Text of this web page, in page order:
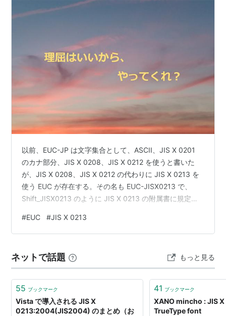
以前、EUC-JP は文字集合として、ASCII、JIS X 0201
のカナ部分、JIS X 0208、JIS X 0212 を使うと書いた
が、JIS X 0208、JIS X 0212 の代わりに JIS X 0213 を
使う EUC が存在する。その名も EUC-JISX0213 で、
Shift_JISX0213 のように JIS X 0213 の附属書に規定さ
EUC-JP と同じである。EUC-JP で JIS X 0208 を使って
いた部分に JIS X 0213 の1面を使い、JIS X 0212 の代わ
#EUC #JIS X 0213
ネットで話題 もっと見る
55 ブックマーク
Vista で導入される JIS X
0213:2004(JIS2004) のまとめ（お
41 ブックマーク
XANO mincho : JIS
TrueType font